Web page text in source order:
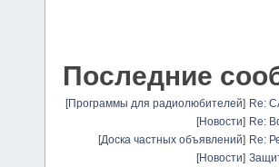
Последние
[Программы для радиолюбителей] Re:
[Новости] Re:
[Доска частных объявлений] Re:
[Новости]